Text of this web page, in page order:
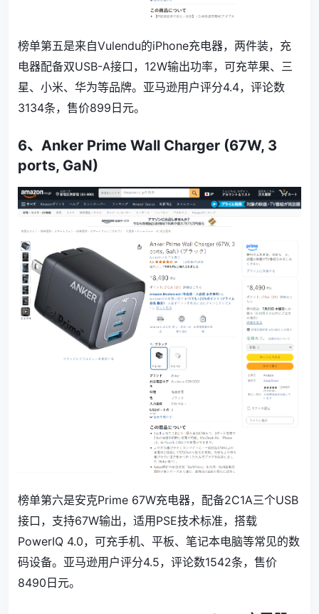
榜单第五是来自Vulendu的iPhone充电器，两件装，充
电器配备双USB-A接口，12W输出功率，可充苹果、三
星、小米、华为等品牌。 亚马逊用户评分4.4，评论数
3134条，售价899 日元。
6、 Anker Prime Wall Charger (67W, 3
ports, GaN)
榜单第六是安克Prime 67W充电器，配备2C1A三个USB
接口，支持67W输出，适用PSE技术标准，搭载
PowerIQ 4.0，可充手机、平板、笔记本电脑等常见的数
码设备。亚马逊用户评分4.5，评论数1542条，售价
8490 日元。